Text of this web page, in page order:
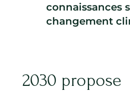
connaissances
changement
2030 propose